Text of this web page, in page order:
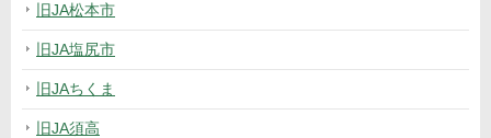
旧JA松本市
旧JA塩尻市
旧JAちくま
旧JA須高